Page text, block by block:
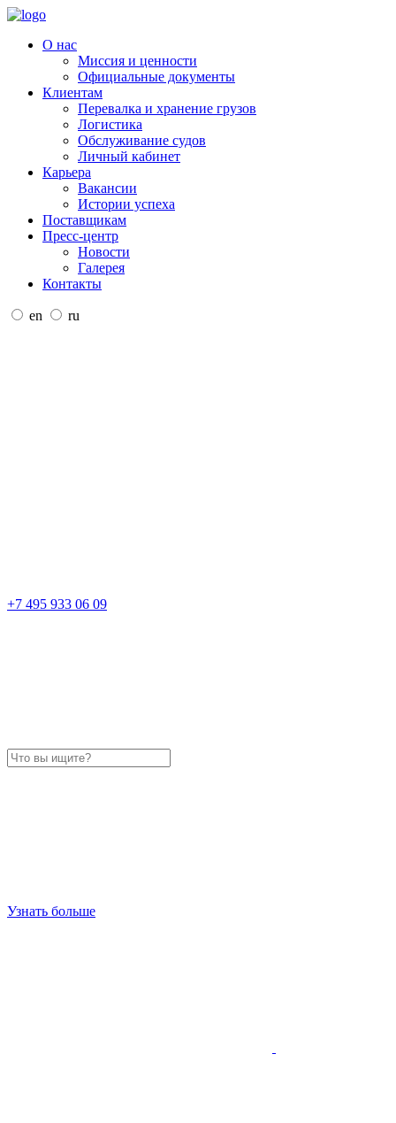
О нас
Миссия и ценности
Официальные документы
Клиентам
Перевалка и хранение грузов
Логистика
Обслуживание судов
Личный кабинет
Карьера
Вакансии
Истории успеха
Поставщикам
Пресс-центр
Новости
Галерея
Контакты
en ru
+7 495 933 06 09
Узнать больше